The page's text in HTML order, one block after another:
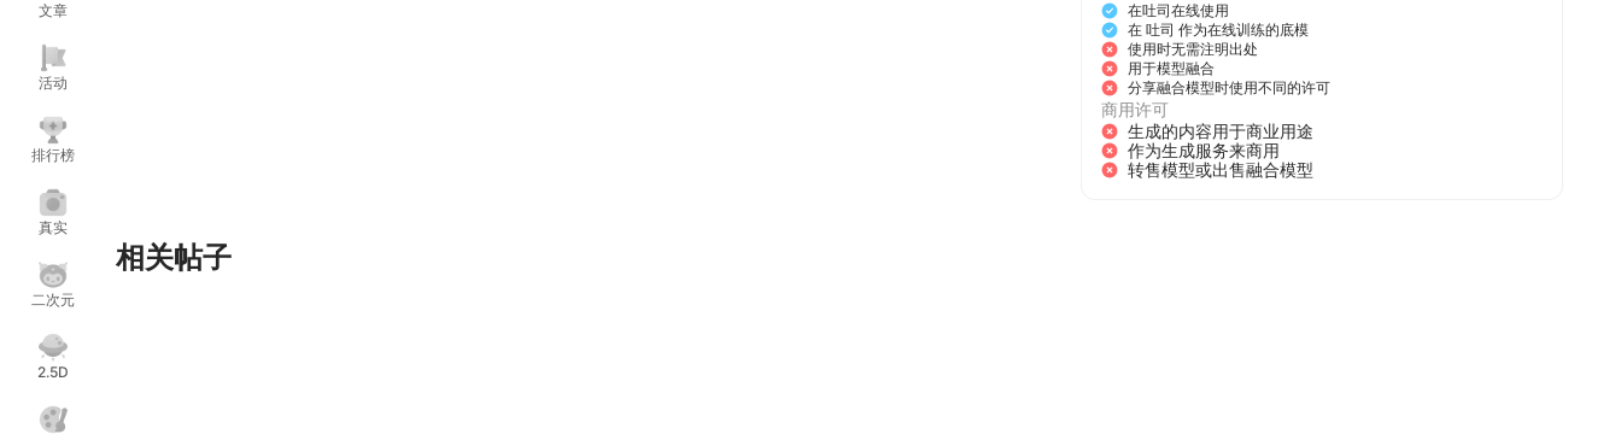
文章
活动
排行榜
真实
二次元
2.5D
在吐司在线使用
在 吐司 作为在线训练的底模
使用时无需注明出处
用于模型融合
分享融合模型时使用不同的许可
商用许可
生成的内容用于商业用途
作为生成服务来商用
转售模型或出售融合模型
相关帖子